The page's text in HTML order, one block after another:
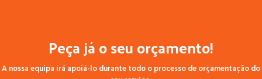
Peça já o seu orçamento!
A nossa equipa irá apoiá-lo durante todo o processo de orçamentação do